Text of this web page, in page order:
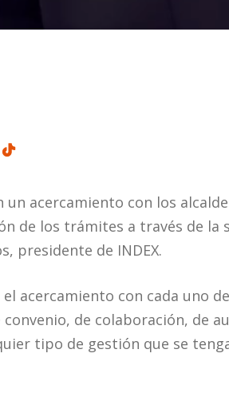
acercamiento con los
de los trámites a través de
presidente de INDEX.
acercamiento con cada uno
de colaboración, de
tipo de gestión que se